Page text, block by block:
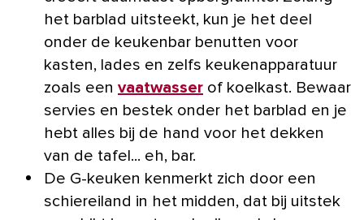
het barblad uitsteekt, kun je het deel
onder de keukenbar benutten voor
kasten, lades en zelfs keukenapparatuur
zoals een vaatwasser of koelkast. Bewaar
servies en bestek onder het barblad en je
hebt alles bij de hand voor het dekken
van de tafel... eh, bar.
De G-keuken kenmerkt zich door een
schiereiland in het midden, dat bij uitstek